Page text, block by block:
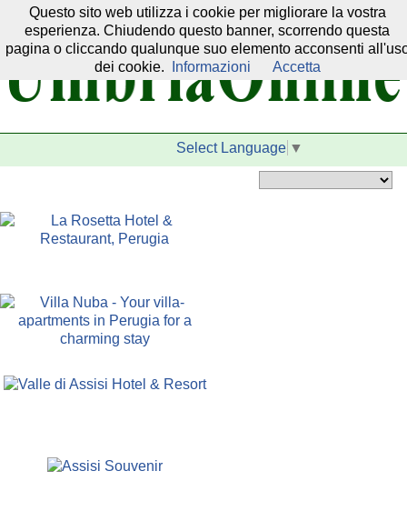
Il nostro network:
Select Language ▼
Questo sito web utilizza i cookie per migliorare la vostra
esperienza. Chiudendo questo banner, scorrendo questa
pagina o cliccando qualunque suo elemento acconsenti
dei cookie.
Informazioni Accetta